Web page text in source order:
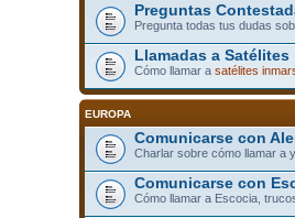
Preguntas
Pregunta todas tus dudas
Llamadas a Satélites
Cómo llamar a satélites
EUROPA
Comunicarse con
Charlar sobre cómo llamar a
Comunicarse con
Cómo llamar a Escocia,